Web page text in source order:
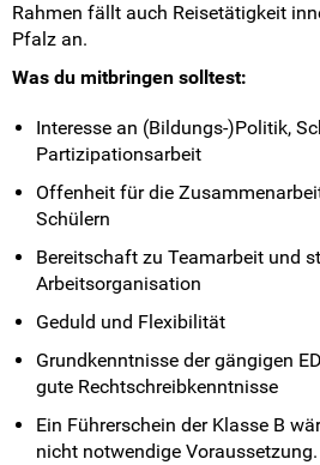
Rahmen fällt auch Reisetätigkeit
Pfalz an.
Was du mitbringen solltest:
Interesse an (Bildungs-)Politik,
Partizipationsarbeit
Offenheit für die
Schülern
Bereitschaft zu Teamarbeit und
Arbeitsorganisation
Geduld und Flexibilität
Grundkenntnisse der gängigen
gute Rechtschreibkenntnisse
Ein Führerschein der Klasse B
nicht notwendige Voraussetzung.